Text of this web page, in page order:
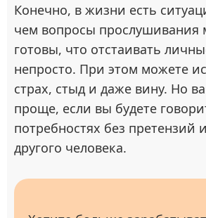
Конечно, в жизни есть
чем вопросы прослушивания
готовы, что отстаивать
непросто. При этом можете
страх, стыд и даже вину. Но
проще, если вы будете
потребностях без претензий
другого человека.